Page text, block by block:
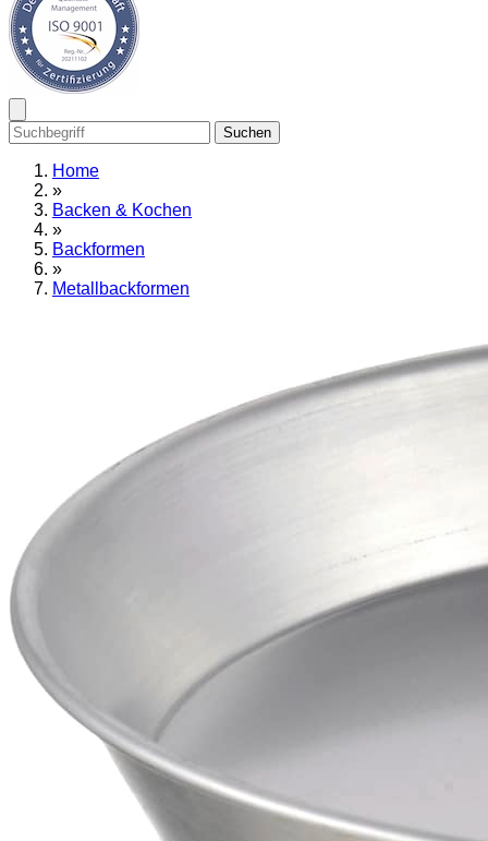
Suchen
Home
»
Backen & Kochen
»
Backformen
»
Metallbackformen